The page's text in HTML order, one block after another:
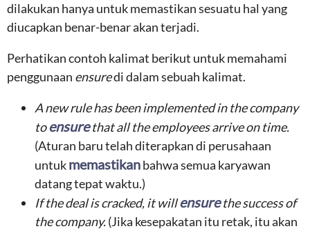
dilakukan hanya untuk memastikan sesuatu hal yang
diucapkan benar-benar akan terjadi.
Perhatikan contoh kalimat berikut untuk memahami
penggunaan ensuredi dalam sebuah kalimat.
A new rule has been implemented in the company
toensurethat all the employees arrive on time.
(Aturan baru telah diterapkan di perusahaan
untukmemastikanbahwa semua karyawan
datang tepat waktu.)
If the deal is cracked, it willensurethe success of
the company.(Jika kesepakatan itu retak, itu akan